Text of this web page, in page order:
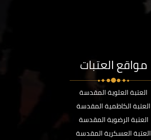
مواقع العتبات
العتبة العلوية المقدسة
العتبة الكاظمية المقدسة
العتبة الرضوية المقدسة
العتبة العسكرية المقدسة